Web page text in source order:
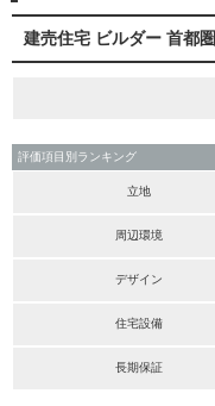
建売住宅 ビルダー 首都圏
評価項目別ランキング
立地
周辺環境
デザイン
住宅設備
長期保証